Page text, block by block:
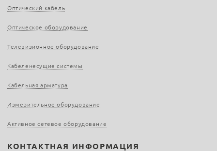
Оптический кабель
Оптическое оборудование
Телевизионное оборудование
Кабеленесущие системы
Кабельная арматура
Измерительное оборудование
Активное сетевое оборудование
КОНТАКТНАЯ ИНФОРМАЦИЯ